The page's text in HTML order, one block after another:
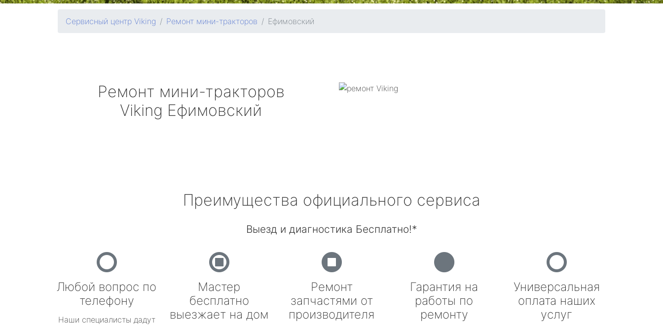
Сервисный центр Viking Ремонт мини-тракторов Ефимовский
Ремонт мини-тракторов
Viking Ефимовский
Преимущества официального сервиса
Выезд и диагностика Бесплатно!*
Любой вопрос по
телефону
Наши специалисты дадут
Мастер
бесплатно
выезжает на дом
Ремонт
запчастями от
производителя
Гарантия на
работы по
ремонту
Универсальная
оплата наших
услуг